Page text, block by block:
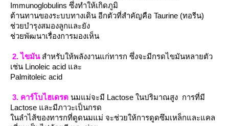
Immunoglobulins ซึ่งทำให้เกิดภูมิ
ต้านทานของระบบทางเดิน อีกตัวที่สำคัญคือ Taurine (ทอรีน)
ช่วยบำรุงสมองลูกและยัง
ช่วยพัฒนาเรื่องการมองเห็น
2. ไขมันสำหรับให้พลังงานแก่ทารก ซึ่งจะมีกรดไขมันหลายตัว
เช่น Linoleic acid และ
Palmitoleic acid
3. คาร์โบไฮเดรต นมแม่จะมี Lactose ในปริมาณสูง การที่มี
Lactose และมีภาวะเป็นกรด
นลำไส้ของทารกที่ดูดนมแม่ จะช่วยให้การดูดซึมเหล็กและแคล